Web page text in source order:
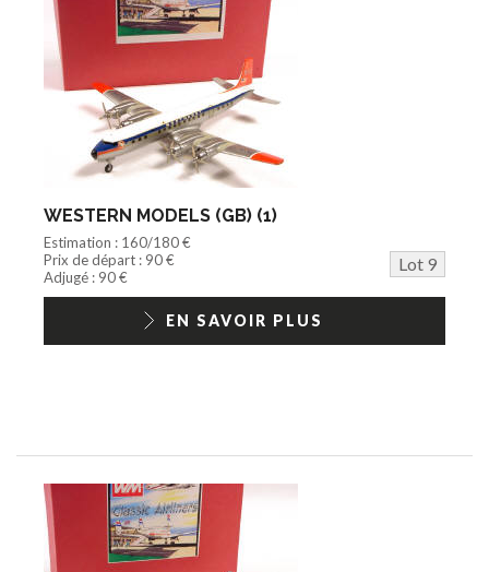
WESTERN MODELS (GB) (1)
Estimation : 160/180 €
Prix de départ : 90 €
Lot 9
Adjugé : 90 €
EN SAVOIR PLUS